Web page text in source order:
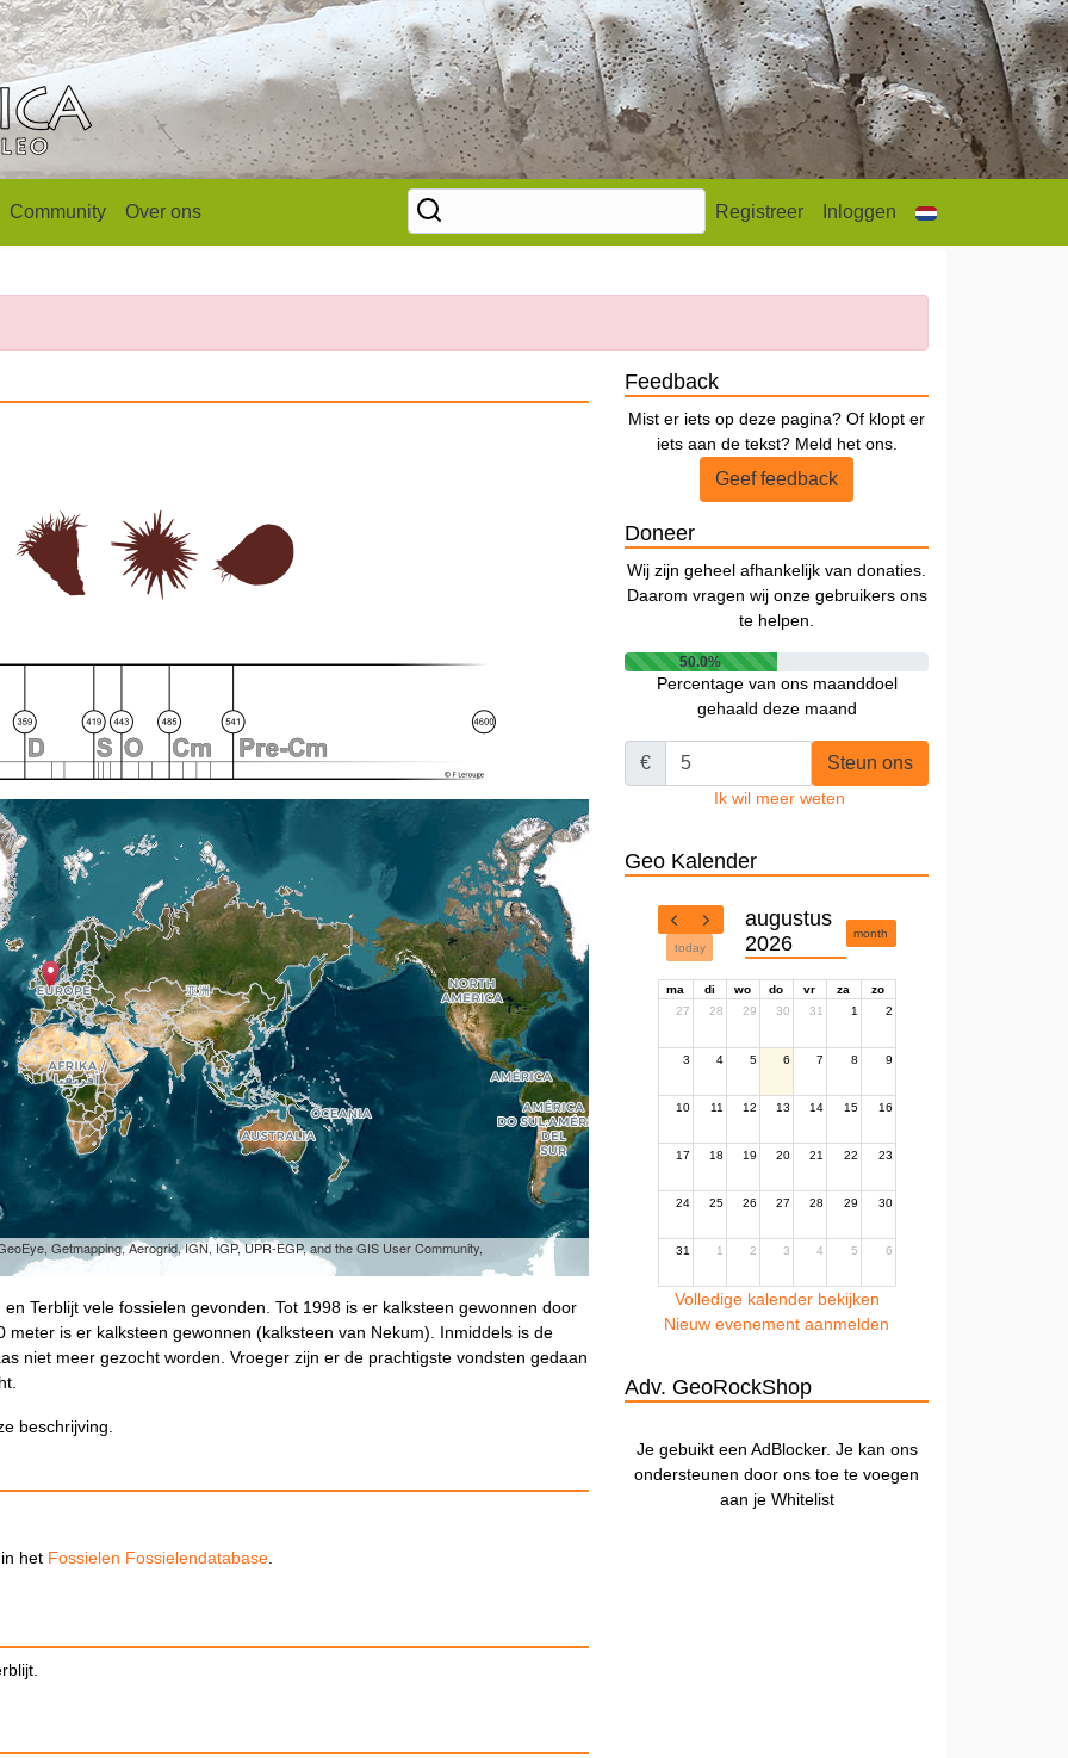
Community Over ons Registreer Inloggen
Getmapping, Aerogrid, IGN, IGP, UPR-EGP, and the GIS User Community,
Terblijt vele fossielen gevonden. Tot 1998 is er kalksteen gewonnen door
is er kalksteen gewonnen (kalksteen van Nekum). Inmiddels is de
niet meer gezocht worden. Vroeger zijn er de prachtigste vondsten gedaan
beschrijving.
het Fossielen Fossielendatabase
Feedback
Mist er iets op deze pagina? Of klopt er
iets aan de tekst? Meld het ons.
Geef feedback
Doneer
Wij zijn geheel afhankelijk van donaties.
Daarom vragen wij onze gebruikers ons
te helpen.
50.0%
Percentage van ons maanddoel
gehaald deze maand
€ Steun ons
Ik wil meer weten
Geo Kalender
today
augustus
2026
month
ma di wo do vr za
zo
27
28 29 30 31 1 2
3 4 5 6 7 8 9
10 11 12 13 14 15 16
17 18 19 20 21 22 23
24 25 26 27 28 29 30
31 1 2 3 4 5 6
Volledige kalender bekijken
Nieuw evenement aanmelden
Adv. GeoRockShop
Je gebuikt een AdBlocker. Je kan ons
ondersteunen door ons toe te voegen
aan je Whitelist